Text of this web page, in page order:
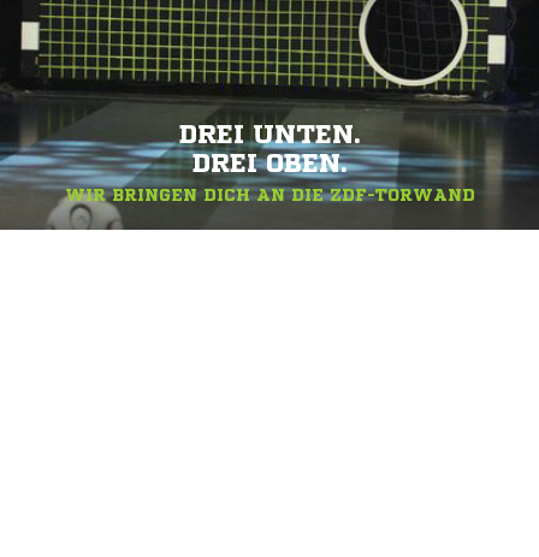
DREI UNTEN.
DREI OBEN.
WIR BRINGEN DICH AN DIE ZDF-TORWAND